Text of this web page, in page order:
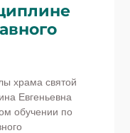
храма святой
Евгеньевна
обучении по